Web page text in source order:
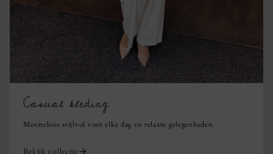
Casual kleding
Moeiteloos stijlvol voor elke dag en relaxte gelegenheden.
Bekijk collectie